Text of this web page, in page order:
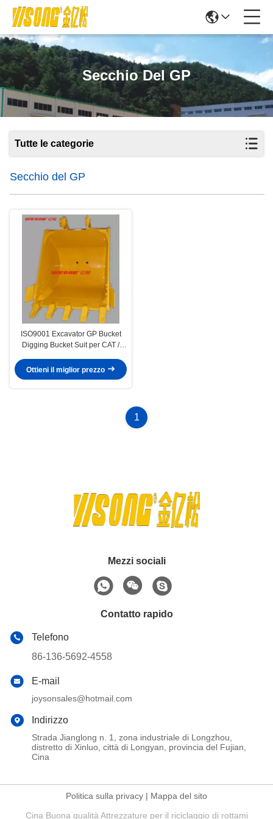
Secchio Del GP
Tutte le categorie
Secchio del GP
ISO9001 Excavator GP Bucket
Digging Bucket Suit per CAT /
Ottieni il miglior prezzo
1
Mezzi sociali
Contatto rapido
Telefono
86-136-5692-4558
E-mail
joysonsales@hotmail.com
Indirizzo
Strada Jianglong n. 1, zona industriale di Longzhou,
distretto di Xinluo, città di Longyan, provincia del Fujian,
Cina
Politica sulla privacy | Mappa del sito
Cina Buona qualità Attrezzature per il riciclaggio di rottami